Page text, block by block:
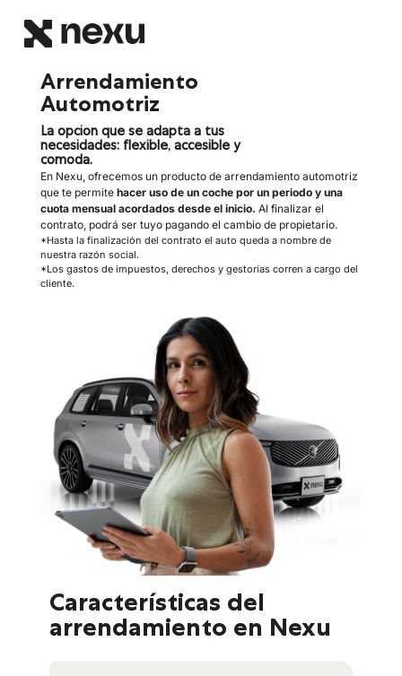
Arrendamiento
Automotriz
La opcion que se adapta a tus
necesidades: flexible, accesible y
comoda.
En Nexu, ofrecemos un producto de arrendamiento automotriz
que te permitehacer uso de un coche por un periodo y una
cuota mensual acordados desde el inicio. Al finalizar el
contrato, podrá ser tuyo pagando el cambio de propietario.
*Hasta la finalización del contrato el auto queda a nombre de
nuestra razón social.
*Los gastos de impuestos, derechos y gestorías corren a cargo del
cliente.
Características del
arrendamiento en Nexu